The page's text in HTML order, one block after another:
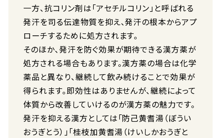
一方、抗コリン剤は「アセチルコリン」と呼ばれる
発汗を司る伝達物質を抑え、発汗の根本からアプ
ローチするために処方されます。
そのほか、発汗を防ぐ効果が期待できる漢方薬が
処方される場合もあります。漢方薬の場合は化学
薬品と異なり、継続して飲み続けることで効果が
得られます。即効性はありませんが、継続によって
体質から改善していけるのが漢方薬の魅力です。
発汗を抑える漢方としては「防己黄耆湯（ぼうい
おうぎとう）」「桂枝加黄耆湯（けいしかおうぎと